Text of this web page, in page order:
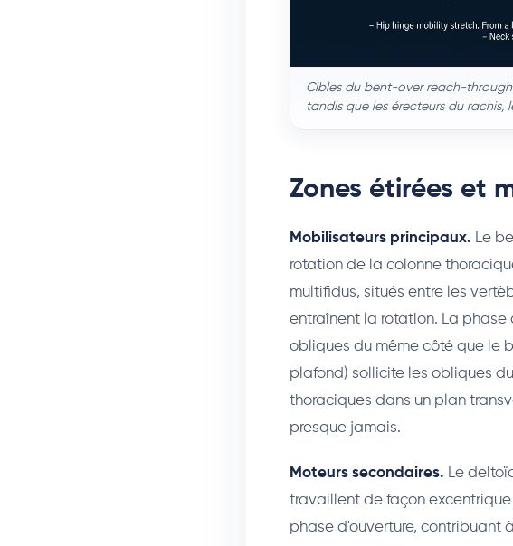
Cibles du bent-over reach-
tandis que les érecteurs du rachis,
Zones étirées et
Mobilisateurs principaux. Le
rotation de la colonne
multifidus, situés entre les
entraînent la rotation. La phase
obliques du même côté que le
plafond) sollicite les obliques
thoraciques dans un plan
presque jamais.
Moteurs secondaires. Le
travaillent de façon
phase d'ouverture, contribuant